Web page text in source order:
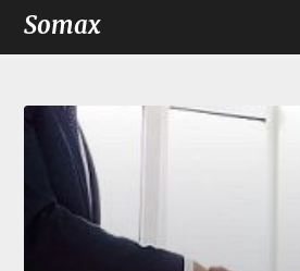
Somax